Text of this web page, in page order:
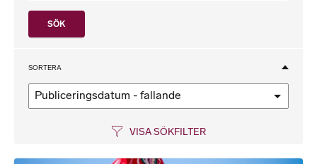
SORTERA
Publiceringsdatum - fallande
VISA SÖKFILTER